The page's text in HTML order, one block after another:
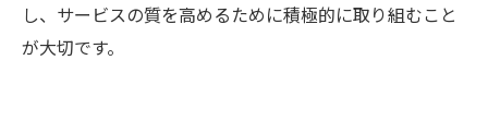
し、サービスの質を高めるために積極的に取り組むこと
が大切です。